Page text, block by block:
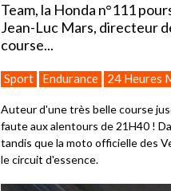
Team, la Honda n°111
Jean-Luc Mars, directeur
course...
Sport Endurance 24 Heures
Auteur d'une très belle course
faute aux alentours de 21H40 !
tandis que la moto officielle des
le circuit d'essence.